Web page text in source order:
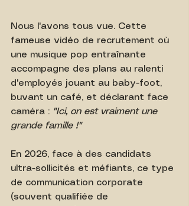
Nous l'avons tous vue. Cette
fameuse vidéo de recrutement où
une musique pop entraînante
accompagne des plans au ralenti
d'employés jouant au baby-foot,
buvant un café, et déclarant face
caméra : "Ici, on est vraiment une
grande famille !"
En 2026, face à des candidats
ultra-sollicités et méfiants, ce type
de communication corporate
(souvent qualifiée de